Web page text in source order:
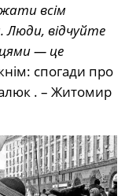
всім
Люди, відчуйте
— це
спогади про
. – Житомир